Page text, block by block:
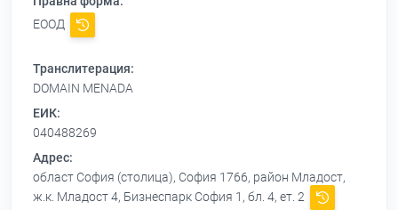
ЕООД
Транслитерация:
DOMAIN MENADA
ЕИК:
040488269
Адрес:
област София (столица), София 1766, район Младост,
ж.к. Младост 4, Бизнеспарк София 1, бл. 4, ет. 2